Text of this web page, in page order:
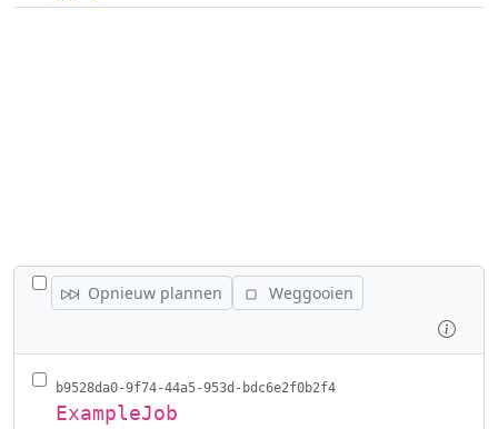
WISSEL ALLE VACATURES AF
Opnieuw plannen
Weggooien
b9528da0-9f74-44a5-953d-bdc6e2f0b2f4
ExampleJob